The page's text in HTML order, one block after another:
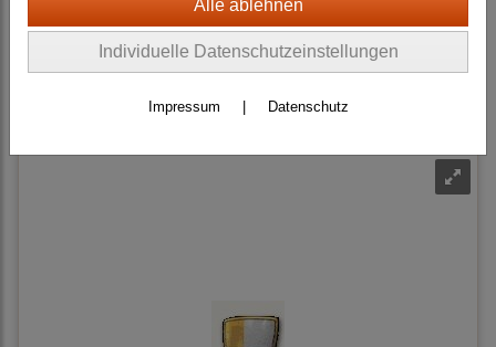
Sortierung wählen
Individuelle Datenschutzeinstellungen
Impressum Datenschutz